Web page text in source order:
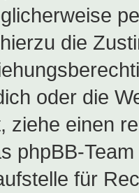
die
oder die
ziehe einen
phpBB-
für